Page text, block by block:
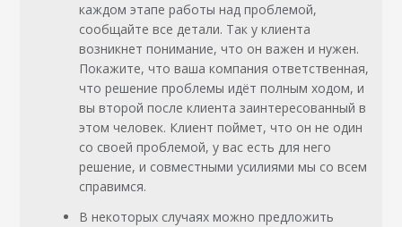
каждом этапе работы над проблемой,
сообщайте все детали. Так у клиента
возникнет понимание, что он важен и нужен.
Покажите, что ваша компания ответственная,
что решение проблемы идёт полным ходом, и
вы второй после клиента заинтересованный в
этом человек. Клиент поймет, что он не один
со своей проблемой, у вас есть для него
решение, и совместными усилиями мы со всем
справимся.
В некоторых случаях можно предложить